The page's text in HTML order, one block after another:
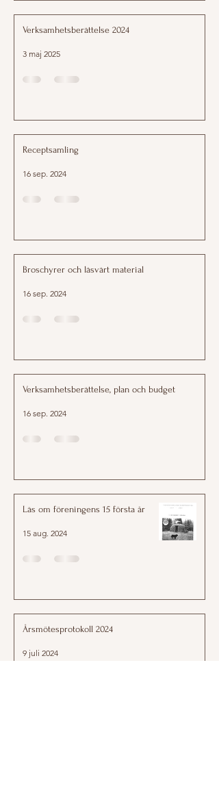
Verksamhetsberättelse 2024
3 maj 2025
Receptsamling
16 sep. 2024
Broschyrer och läsvärt material
16 sep. 2024
Verksamhetsberättelse, plan och budget
16 sep. 2024
Läs om föreningens 15 första år
15 aug. 2024
Årsmötesprotokoll 2024
9 juli 2024